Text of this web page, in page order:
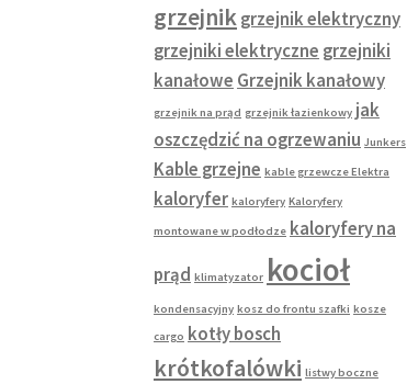
grzejnikgrzejnik elektryczny
grzejniki elektryczne grzejniki
kanałowe Grzejnik kanałowy
grzejnik na prąd grzejnik łazienkowy jak
oszczędzić na ogrzewaniu Junkers
Kable grzejne kable grzewcze Elektra
kaloryfer kaloryfery Kaloryfery
montowane w podłodze kaloryfery na
prąd klimatyzator kocioł
kondensacyjny kosz do frontu szafki kosze
cargo kotły bosch
krótkofalówki listwy boczne